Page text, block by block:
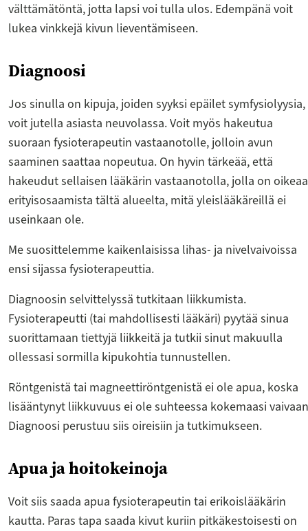
välttämätöntä, jotta lapsi voi tulla ulos. Edempänä voit
lukea vinkkejä kivun lieventämiseen.
Diagnoosi
Jos sinulla on kipuja, joiden syyksi epäilet symfysiolyysia,
voit jutella asiasta neuvolassa. Voit myös hakeutua
suoraan fysioterapeutin vastaanotolle, jolloin avun
saaminen saattaa nopeutua. On hyvin tärkeää, että
hakeudut sellaisen lääkärin vastaanotolla, jolla on oikeaa
erityisosaamista tältä alueelta, mitä yleislääkäreillä ei
useinkaan ole.
Me suosittelemme kaikenlaisissa lihas- ja nivelvaivoissa
ensi sijassa fysioterapeuttia.
Diagnoosin selvittelyssä tutkitaan liikkumista.
Fysioterapeutti (tai mahdollisesti lääkäri) pyytää sinua
suorittamaan tiettyjä liikkeitä ja tutkii sinut makuulla
ollessasi sormilla kipukohtia tunnustellen.
Röntgenistä tai magneettiröntgenistä ei ole apua, koska
lisääntynyt liikkuvuus ei ole suhteessa kokemaasi
Diagnoosi perustuu siis oireisiin ja tutkimukseen.
Apua ja hoitokeinoja
Voit siis saada apua fysioterapeutin tai erikoislääkärin
kautta. Paras tapa saada kivut kuriin pitkäkestoisesti on